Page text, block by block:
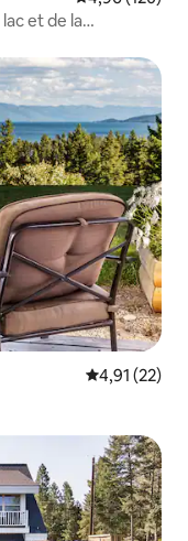
et de la
Évaluation
4,91 (22)